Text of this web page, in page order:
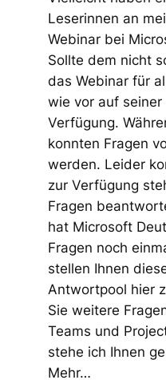
Leserinnen an
Webinar bei
Sollte dem nicht
das Webinar für
wie vor auf
Verfügung.
konnten Fragen
werden. Leider
zur Verfügung
Fragen
hat Microsoft
Fragen noch
stellen Ihnen
Antwortpool hier
Sie weitere
Teams und
stehe ich Ihnen
Mehr…